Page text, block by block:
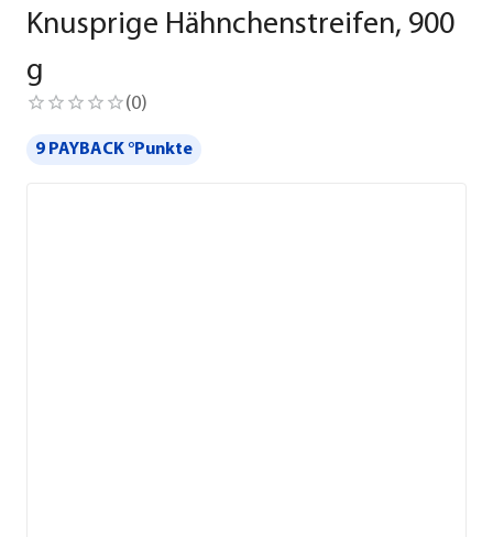
Knusprige Hähnchenstreifen, 900
g
(0)
9 PAYBACK °Punkte